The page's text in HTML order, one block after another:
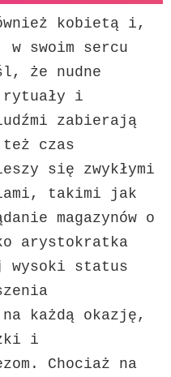
kobietą i,
swoim sercu
że nudne
rytuały i
zabierają
czas
się zwykłymi
takimi jak
magazynów o
arystokratka
status
każdą okazję,
i
Chociaż na